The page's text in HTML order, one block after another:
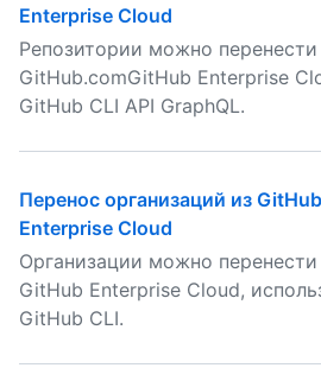
Enterprise Cloud
Репозитории можно перенести
GitHub.comGitHub Enterprise
GitHub CLI API GraphQL.
Перенос организаций из
Enterprise Cloud
Организации можно
GitHub Enterprise Cloud,
GitHub CLI.